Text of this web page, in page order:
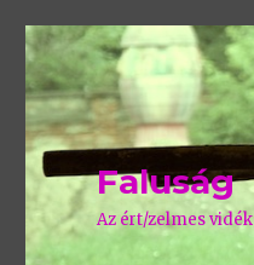
Faluság
Az ért/zelmes vidék